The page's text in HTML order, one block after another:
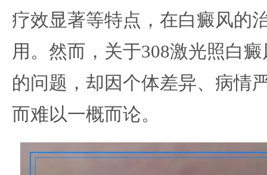
疗效显著等特点，在白癜风的
用。然而，关于308激光照白
的问题，却因个体差异、病情
而难以一概而论。